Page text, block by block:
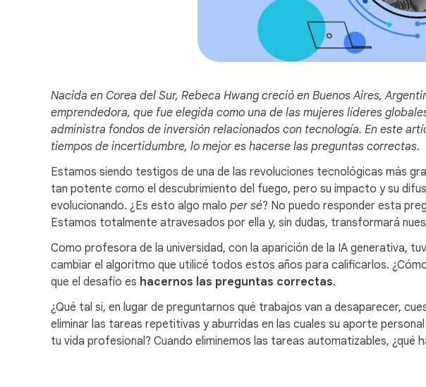
Nacida en Corea del Sur, Rebeca Hwang creció en Buenos Aires,
emprendedora, que fue elegida como una de las mujeres líderes
administra fondos de inversión relacionados con tecnología. En este
tiempos de incertidumbre, lo mejor es hacerse las preguntas correctas.
Estamos siendo testigos de una de las revoluciones tecnológicas más
tan potente como el descubrimiento del fuego, pero su impacto y su
evolucionando. ¿Es esto algo malo per sé? No puedo responder esta
Estamos totalmente atravesados por ella y, sin dudas, transformará
Como profesora de la universidad, con la aparición de la IA generativa,
cambiar el algoritmo que utilicé todos estos años para calificarlos.
que el desafío es hacernos las preguntas correctas.
¿Qué tal si, en lugar de preguntarnos qué trabajos van a desaparecer,
eliminar las tareas repetitivas y aburridas en las cuales su aporte
tu vida profesional? Cuando eliminemos las tareas automatizables,